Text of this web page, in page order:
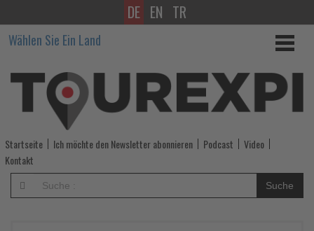
Celebrity
Cruises
lädt
Reiseprofis
zu
Schiffsbesichtigungen
der
DE EN TR
Wählen Sie Ein Land
Startseite Ich möchte den Newsletter abonnieren Podcast
Video
Kontakt
Suche